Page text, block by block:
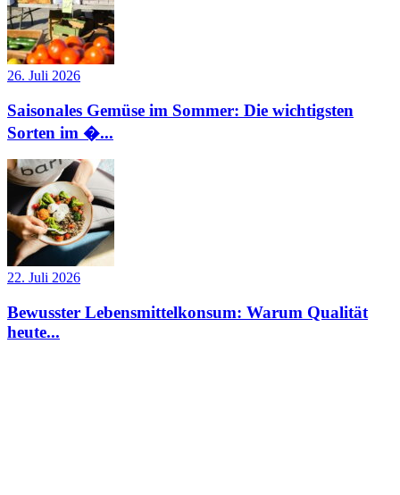
26. Juli 2026
Saisonales Gemüse im Sommer: Die wichtigsten
Sorten im �...
22. Juli 2026
Bewusster Lebensmittelkonsum: Warum Qualität
heute...